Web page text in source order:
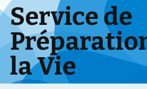
Service de
la Vie